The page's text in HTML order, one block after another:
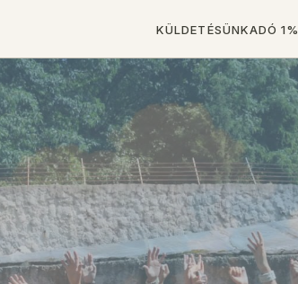
KÜLDETÉSÜNKADÓ 1%